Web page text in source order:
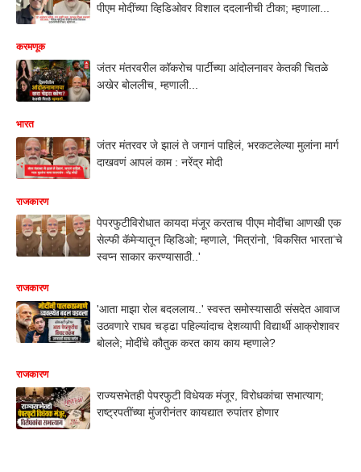
पीएम मोदींच्या व्हिडिओवर विशाल ददलानीची टीका; म्हणाला...
करमणूक
जंतर मंतरवरील कॉकरोच पार्टीच्या आंदोलनावर केतकी चितळे
अखेर बोललीच, म्हणाली...
भारत
जंतर मंतरवर जे झालं ते जगानं पाहिलं, भरकटलेल्या मुलांना मार्ग
दाखवणं आपलं काम : नरेंद्र मोदी
राजकारण
पेपरफुटीविरोधात कायदा मंजूर करताच पीएम मोदींचा आणखी एक
सेल्फी कॅमेऱ्यातून व्हिडिओ; म्हणाले, 'मित्रांनो, ‘विकसित भारता’चे
स्वप्न साकार करण्यासाठी..'
राजकारण
'आता माझा रोल बदललाय..' स्वस्त समोस्यासाठी संसदेत आवाज
उठवणारे राघव चड्ढा पहिल्यांदाच देशव्यापी विद्यार्थी आक्रोशावर
बोलले; मोदींचे कौतुक करत काय काय म्हणाले?
राजकारण
राज्यसभेतही पेपरफुटी विधेयक मंजूर, विरोधकांचा सभात्याग;
राष्ट्रपतींच्या मुंजरीनंतर कायद्यात रुपांतर होणार